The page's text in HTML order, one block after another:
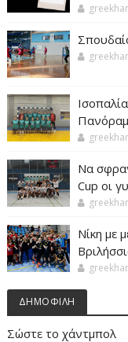
Να
Cup οι
Νίκη με
ΔΗΜΟΦΙΛΗ
Σώστε το χάντμπολ